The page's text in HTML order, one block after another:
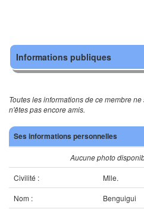
Informations publiques
Toutes les informations de ce membre
n'êtes pas encore amis.
Ses informations personnelles
Aucune photo
Civilité :
Mlle.
Nom :
Benguigui